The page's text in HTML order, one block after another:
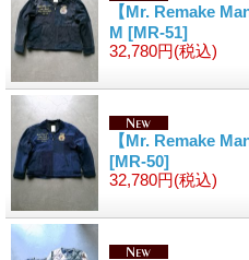
【Mr. Remake
M [MR-51]
32,780円(税込)
【Mr. Remake
[MR-50]
32,780円(税込)